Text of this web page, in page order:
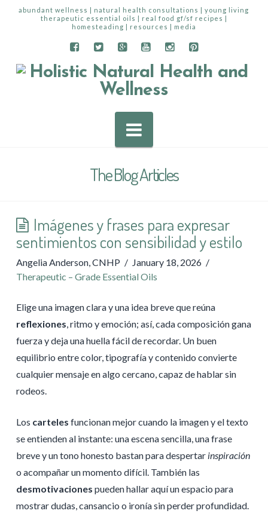
abundant wellness | natural health consultations | young living
therapeutic essential oils | real food gf/sf recipes |
homesteading | resources | media
Navigation
The Blog Articles
Imágenes y frases para expresar
sentimientos con sensibilidad y estilo
Angelia Anderson, CNHP
January 18, 2026
Therapeutic – Grade Essential Oils
Elige una imagen clara y una idea breve que reúna
reflexiones, ritmo y emoción; así, cada composición gana
fuerza y deja una huella fácil de recordar. Un buen
equilibrio entre color, tipografía y contenido convierte
cualquier mensaje en algo cercano, capaz de hablar sin
rodeos.
Los carteles funcionan mejor cuando la imagen y el texto
se entienden al instante: una escena sencilla, una frase
breve y un tono honesto bastan para despertar inspiración
o acompañar un momento difícil. También las
desmotivaciones pueden hallar aquí un espacio para
mostrar dudas, cansancio o ironía sin perder profundidad.